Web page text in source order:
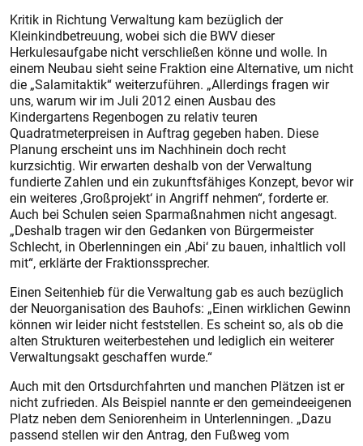
Kritik in Richtung Verwaltung kam bezüglich der
Kleinkindbetreuung, wobei sich die BWV dieser
Herkulesaufgabe nicht verschließen könne und wolle. In
einem Neubau sieht seine Fraktion eine Alternative, um nicht
die „Salamitaktik“ weiterzuführen. „Allerdings fragen wir
uns, warum wir im Juli 2012 einen Ausbau des
Kindergartens Regenbogen zu relativ teuren
Quadratmeterpreisen in Auftrag gegeben haben. Diese
Planung erscheint uns im Nachhinein doch recht
kurzsichtig. Wir erwarten deshalb von der Verwaltung
fundierte Zahlen und ein zukunftsfähiges Konzept, bevor wir
ein weiteres ,Großprojekt‘ in Angriff nehmen“, forderte er.
Auch bei Schulen seien Sparmaßnahmen nicht angesagt.
„Deshalb tragen wir den Gedanken von Bürgermeister
Schlecht, in Oberlenningen ein ,Abi‘ zu bauen, inhaltlich voll
mit“, erklärte der Fraktionssprecher.
Einen Seitenhieb für die Verwaltung gab es auch bezüglich
der Neuorganisation des Bauhofs: „Einen wirklichen Gewinn
können wir leider nicht feststellen. Es scheint so, als ob die
alten Strukturen weiterbestehen und lediglich ein weiterer
Verwaltungsakt geschaffen wurde.“
Auch mit den Ortsdurchfahrten und manchen Plätzen ist er
nicht zufrieden. Als Beispiel nannte er den gemeindeeigenen
Platz neben dem Seniorenheim in Unterlenningen. „Dazu
passend stellen wir den Antrag, den Fußweg vom